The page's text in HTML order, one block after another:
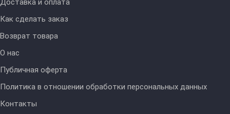
Доставка и оплата
Как сделать заказ
Возврат товара
О нас
Публичная оферта
Политика в отношении обработки персональных данных
Контакты